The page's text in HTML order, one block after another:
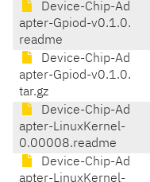
Device-Chip-Ad
apter-Gpiod-v0.1.0.
readme
Device-Chip-Ad
apter-Gpiod-v0.1.0.
tar.gz
Device-Chip-Ad
apter-LinuxKernel-
0.00008.readme
Device-Chip-Ad
apter-LinuxKernel-